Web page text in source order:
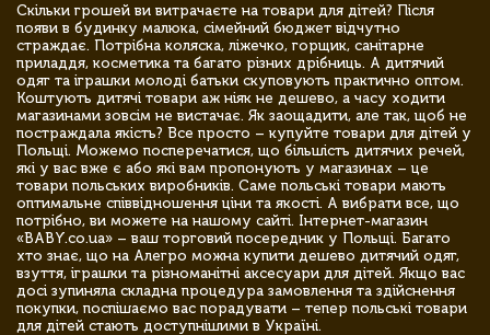
Скільки грошей ви витрачаєте на товари для дітей? Після
появи в будинку малюка, сімейний бюджет відчутно
страждає. Потрібна коляска, ліжечко, горщик, санітарне
приладдя, косметика та багато різних дрібниць. А дитячий
одяг та іграшки молоді батьки скуповують практично оптом.
Коштують дитячі товари аж ніяк не дешево, а часу ходити
магазинами зовсім не вистачає. Як заощадити, але так, щоб не
постраждала якість? Все просто – купуйте товари для дітей у
Польщі. Можемо посперечатися, що більшість дитячих речей,
які у вас вже є або які вам пропонують у магазинах – це
товари польських виробників. Саме польські товари мають
оптимальне співвідношення ціни та якості. А вибрати все, що
потрібно, ви можете на нашому сайті. Інтернет-магазин
«BABY.co.ua» – ваш торговий посередник у Польщі. Багато
хто знає, що на Алегро можна купити дешево дитячий одяг,
взуття, іграшки та різноманітні аксесуари для дітей. Якщо вас
досі зупиняла складна процедура замовлення та здійснення
покупки, поспішаємо вас порадувати – тепер польські товари
для дітей стають доступнішими в Україні.